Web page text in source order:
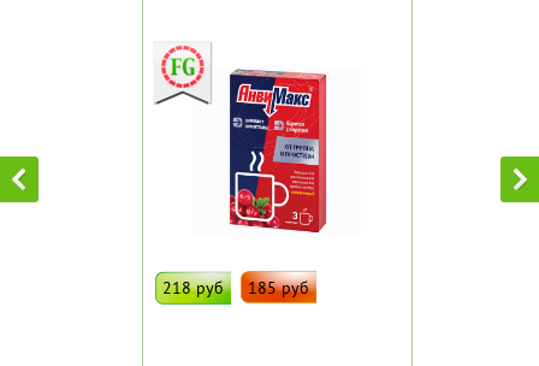
218 руб 185 руб